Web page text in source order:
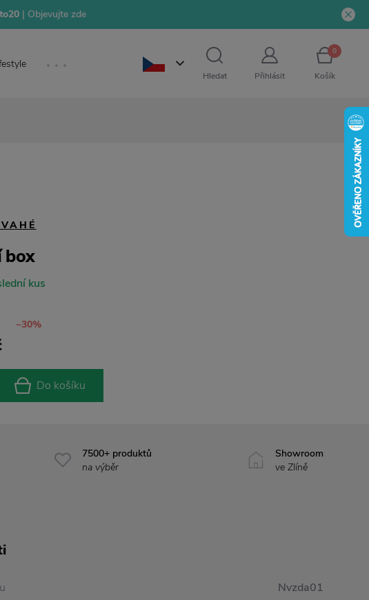
| Objevujte zde
Hledat Přihlásit
0
Košík
box
kus
−30%
Do košíku
7500+ produktů
na výběr
Showroom
ve Zlíně
Nvzda01